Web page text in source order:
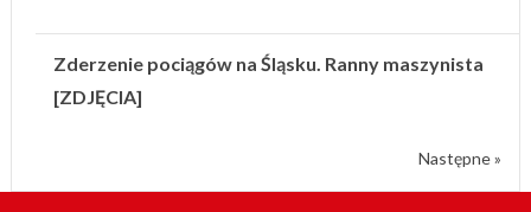
Zderzenie pociągów na Śląsku. Ranny maszynista
[ZDJĘCIA]
Następne »